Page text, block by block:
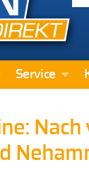
Service
Nach